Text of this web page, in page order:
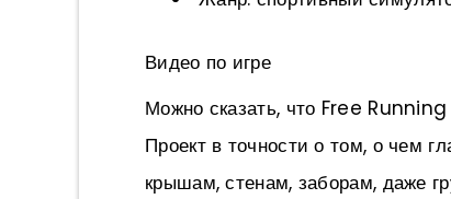
Видео по игре
Можно сказать, что Free
Проект в точности о том, о чем
крышам, стенам, заборам, даже